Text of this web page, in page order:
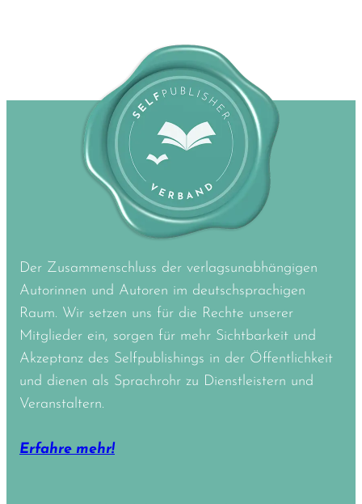
Der Zusammenschluss der verlagsunabhängigen
Autorinnen und Autoren im deutschsprachigen
Raum. Wir setzen uns für die Rechte unserer
Mitglieder ein, sorgen für mehr Sichtbarkeit und
Akzeptanz des Selfpublishings in der Öffentlichkeit
und dienen als Sprachrohr zu Dienstleistern und
Veranstaltern.
Erfahre mehr!